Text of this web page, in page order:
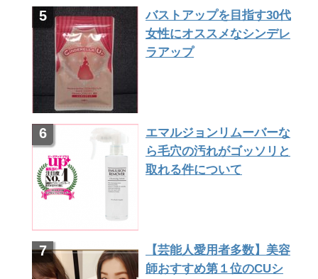
バストアップを目指す30代
女性にオススメなシンデレ
ラアップ
エマルジョンリムーバーな
ら毛穴の汚れがゴッソリと
取れる件について
【芸能人愛用者多数】美容
師おすすめ第１位のCUシ